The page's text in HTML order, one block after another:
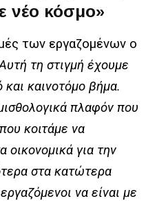
νέο κόσμο»
των εργαζομένων ο
τη στιγμή έχουμε
καινοτόμο βήμα.
πλαφόν που
κοιτάμε να
οικονομικά για την
στα κατώτερα
να είναι με